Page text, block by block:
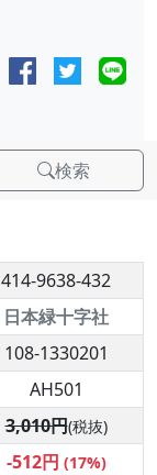
検索
414-9638-432
日本緑十字社
108-1330201
AH501
3,010円(税抜)
-512円 (17%)